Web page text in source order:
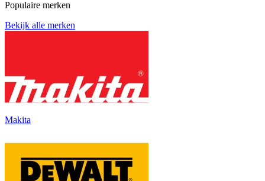
Populaire merken
Bekijk alle merken
Makita